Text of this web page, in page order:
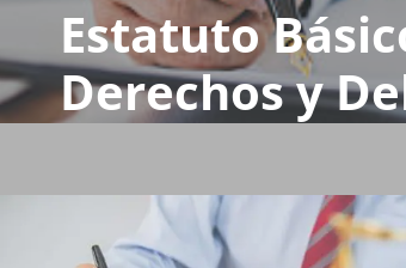
Estatuto
Derechos y